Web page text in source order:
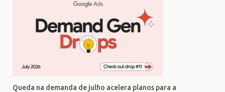
Queda na demanda de julho acelera planos para a